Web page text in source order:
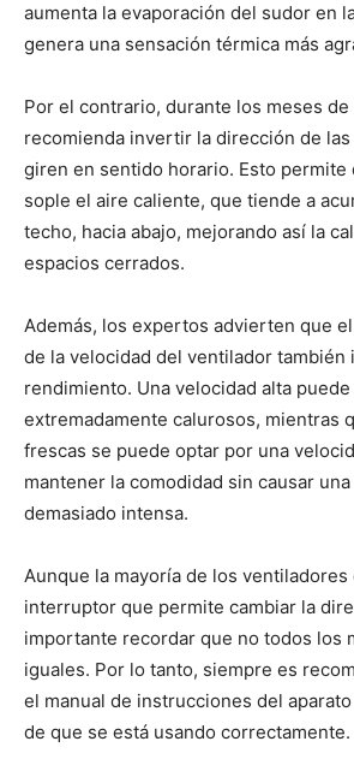
aumenta la evaporación del sudor en
genera una sensación térmica más
Por el contrario, durante los meses
recomienda invertir la dirección de las
giren en sentido horario. Esto permite
sople el aire caliente, que tiende a
techo, hacia abajo, mejorando así la
espacios cerrados.
Además, los expertos advierten que
de la velocidad del ventilador también
rendimiento. Una velocidad alta
extremadamente calurosos, mientras
frescas se puede optar por una
mantener la comodidad sin causar
demasiado intensa.
Aunque la mayoría de los ventiladores
interruptor que permite cambiar la
importante recordar que no todos los
iguales. Por lo tanto, siempre es
el manual de instrucciones del
de que se está usando correctamente.